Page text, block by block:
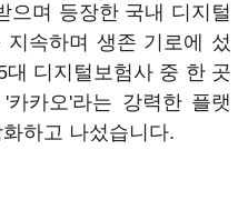
으며 등장한 국내 디지털
속하며 생존 기로에 섰
디지털보험사 중 한 곳
카카오'라는 강력한 플랫
하고 나섰습니다.